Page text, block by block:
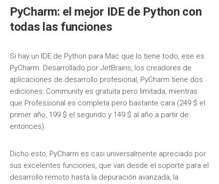
PyCharm: el mejor IDE de Python con
todas las funciones
Si hay un IDE de Python para Mac que lo tiene todo, ese es
PyCharm. Desarrollado por JetBrains, los creadores de
aplicaciones de desarrollo profesional, PyCharm tiene dos
ediciones: Community es gratuita pero limitada, mientras
que Professional es completa pero bastante cara (249 $ el
primer año, 199 $ el segundo y 149 $ al año a partir de
entonces).
Dicho esto, PyCharm es casi universalmente apreciado por
sus excelentes funciones, que van desde el soporte para el
desarrollo remoto hasta la depuración avanzada, la